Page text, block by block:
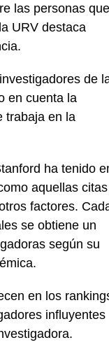
las personas que
URV destaca
de
en cuenta la
trabaja en la
ha tenido
aquellas citas
factores.
se obtiene un
según su
en los
influyentes